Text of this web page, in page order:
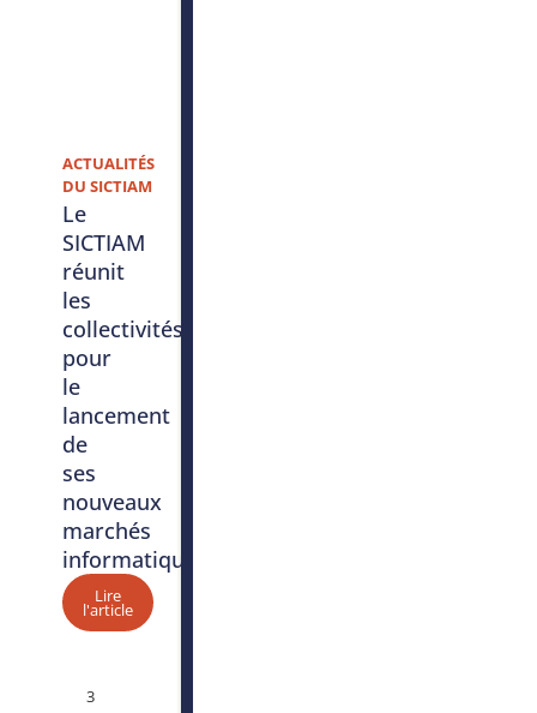
ACTUALITÉS
DU SICTIAM
Le
SICTIAM
réunit
les
collectivités
pour
le
lancement
de
ses
nouveaux
marchés
informatiques
Lire
l'article
3